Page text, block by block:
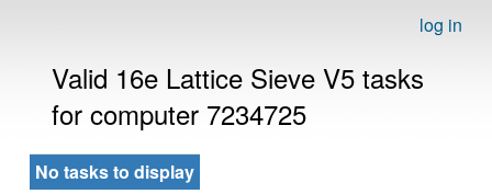
log in
Valid 16e Lattice Sieve V5 tasks
for computer 7234725
No tasks to display